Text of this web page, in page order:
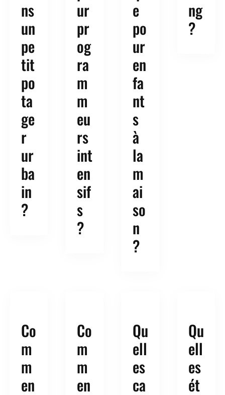
ns
un
pe
tit
po
ta
ge
r
ur
ba
in
?
ur
pr
og
ra
m
m
eu
rs
int
en
sif
s
?
e
po
ur
en
fa
nt
s
à
la
m
ai
so
n
?
ng
?
Co
m
m
en
Co
m
m
en
Qu
ell
es
ca
Qu
ell
es
ét